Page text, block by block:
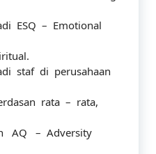
ESQ – Emotional
staf di perusahaan
rata – rata,
AQ – Adversity